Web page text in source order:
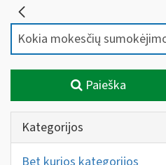
Paieška
Kategorijos